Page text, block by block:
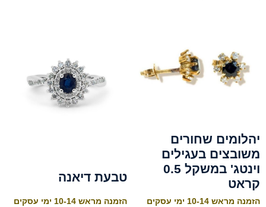
יהלומים שחורים
משובצים בעגילים
וינטג' במשקל 0.5
קראט
הזמנה מראש 10-14 ימי עסקים
טבעת דיאנה
הזמנה מראש 10-14 ימי עסקים